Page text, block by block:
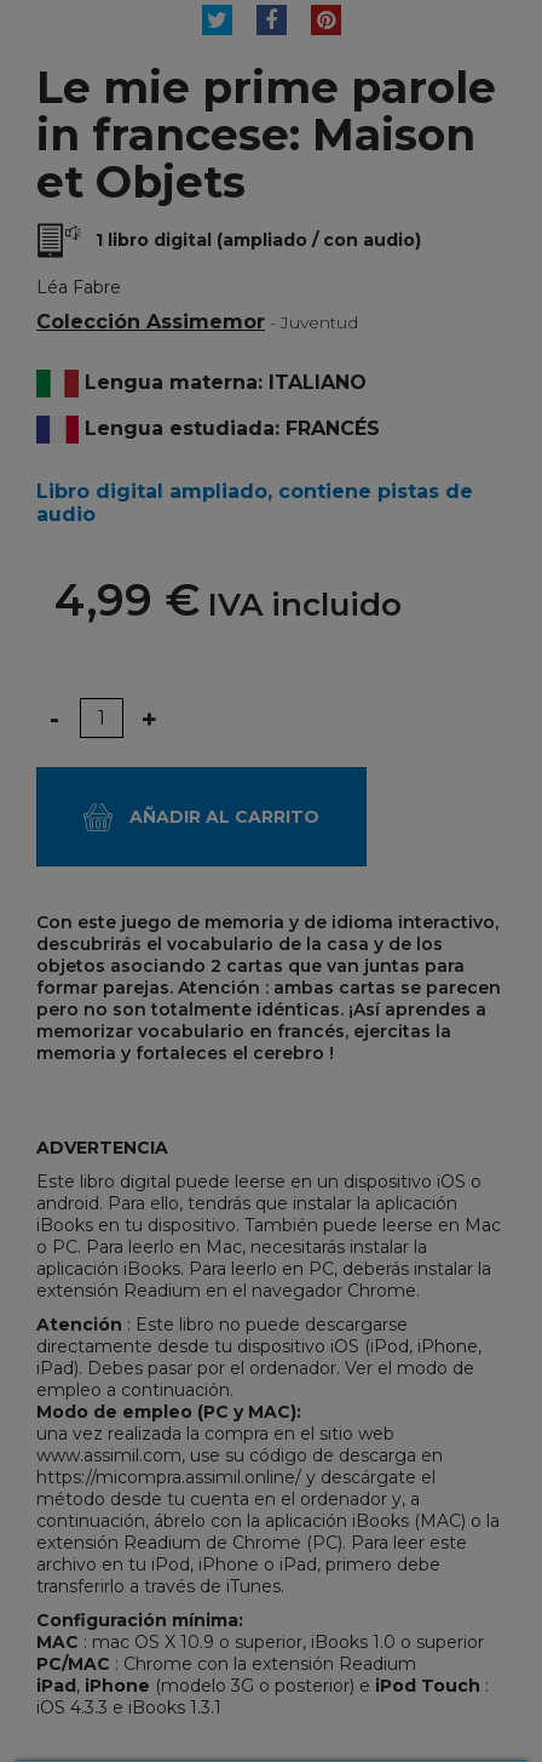
TUITEARCOMPARTIR
PINTEREST
Le mie prime parole
in francese: Maison
et Objets
1 libro digital (ampliado / con audio)
Léa Fabre
Colección Assimemor - Juventud
Lengua materna: ITALIANO
Lengua estudiada: FRANCÉS
Libro digital ampliado, contiene pistas de
audio
4,99 € IVA incluido
Cantidad
- +
AÑADIR AL CARRITO
Con este juego de memoria y de idioma interactivo,
descubrirás el vocabulario de la casa y de los
objetos asociando 2 cartas que van juntas para
formar parejas. Atención : ambas cartas se parecen
pero no son totalmente idénticas. ¡Así aprendes a
memorizar vocabulario en francés, ejercitas la
memoria y fortaleces el cerebro !
ADVERTENCIA
Este libro digital puede leerse en un dispositivo iOS o
android. Para ello, tendrás que instalar la aplicación
iBooks en tu dispositivo. También puede leerse en Mac
o PC. Para leerlo en Mac, necesitarás instalar la
aplicación iBooks. Para leerlo en PC, deberás instalar la
extensión Readium en el navegador Chrome.
Atención : Este libro no puede descargarse
directamente desde tu dispositivo iOS (iPod, iPhone,
iPad). Debes pasar por el ordenador. Ver el modo de
empleo a continuación.
Modo de empleo (PC y MAC):
una vez realizada la compra en el sitio web
www.assimil.com, use su código de descarga en
https://micompra.assimil.online/ y descárgate el
método desde tu cuenta en el ordenador y, a
continuación, ábrelo con la aplicación iBooks (MAC) o la
extensión Readium de Chrome (PC). Para leer este
archivo en tu iPod, iPhone o iPad, primero debe
transferirlo a través de iTunes.
Configuración mínima:
MAC : mac OS X 10.9 o superior, iBooks 1.0 o superior
PC/MAC : Chrome con la extensión Readium
iPad , iPhone (modelo 3G o posterior) e iPod Touch :
iOS 4.3.3 e iBooks 1.3.1